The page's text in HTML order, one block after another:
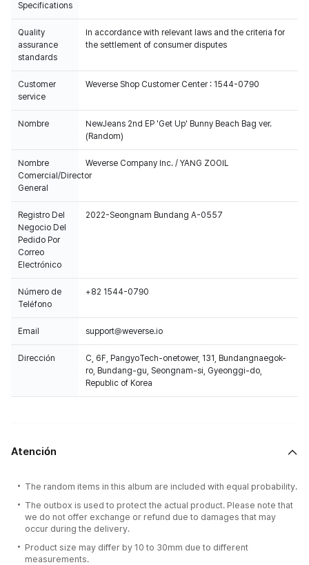
Specifications
Quality
assurance
standards
In accordance with relevant laws and the criteria for
the settlement of consumer disputes
Customer
service
Weverse Shop Customer Center : 1544-0790
Nombre
NewJeans 2nd EP 'Get Up' Bunny Beach Bag ver.
(Random)
Nombre
Comercial/Director
General
Weverse Company Inc. / YANG ZOOIL
Registro Del
Negocio Del
Pedido Por
Correo
Electrónico
2022-Seongnam Bundang A-0557
Número de
Teléfono
+82 1544-0790
Email support@weverse.io
Dirección
C, 6F, PangyoTech-onetower, 131, Bundangnaegok-
ro, Bundang-gu, Seongnam-si, Gyeonggi-do,
Republic of Korea
Atención
The random items in this album are included with equal probability.
The outbox is used to protect the actual product. Please note that
we do not offer exchange or refund due to damages that may
occur during the delivery.
Product size may differ by 10 to 30mm due to different
measurements.